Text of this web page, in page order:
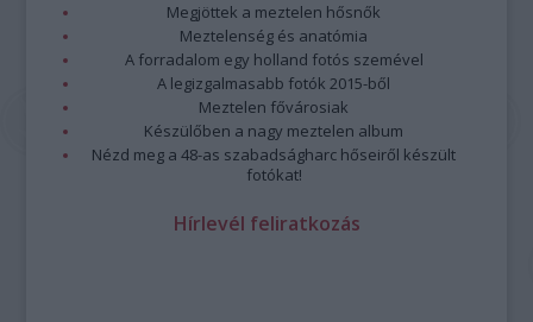
Megjöttek a meztelen hősnők
Meztelenség és anatómia
A forradalom egy holland fotós szemével
A legizgalmasabb fotók 2015-ből
Meztelen fővárosiak
Készülőben a nagy meztelen album
Nézd meg a 48-as szabadságharc hőseiről készült
fotókat!
Hírlevél feliratkozás